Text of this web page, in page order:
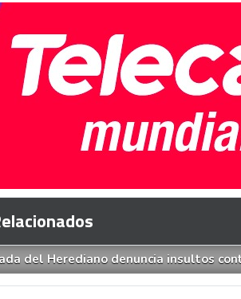
del Herediano denuncia insultos